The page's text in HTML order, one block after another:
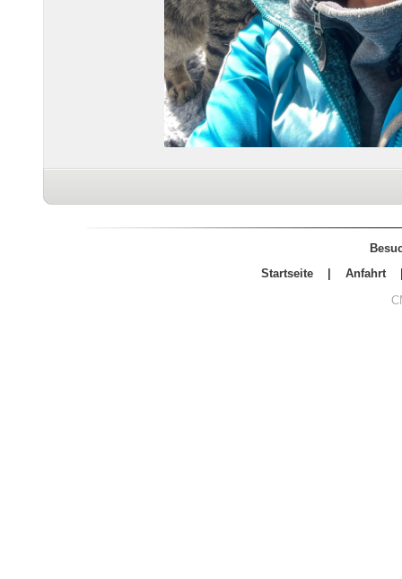
Startseite
Anfahrt